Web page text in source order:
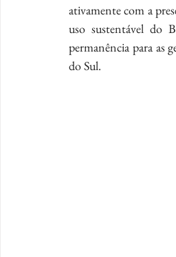
ativamente com a
uso sustentável do
permanência para as
do Sul.